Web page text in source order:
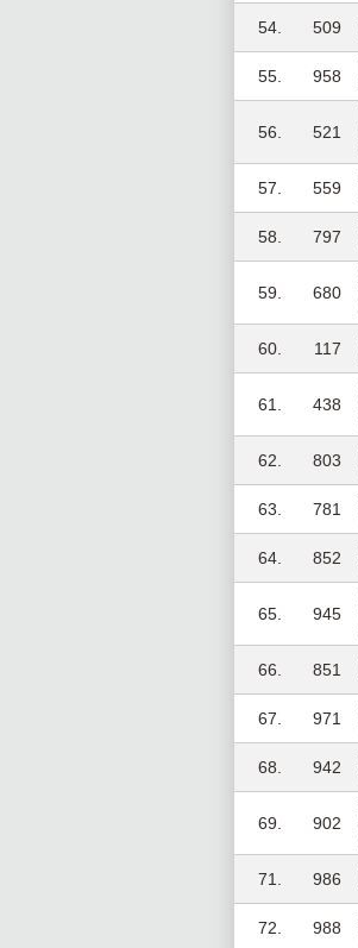
54. 509
55. 958
56. 521
57. 559
58. 797
59. 680
60. 117
61. 438
62. 803
63. 781
64. 852
65. 945
66. 851
67. 971
68. 942
69. 902
71. 986
72. 988